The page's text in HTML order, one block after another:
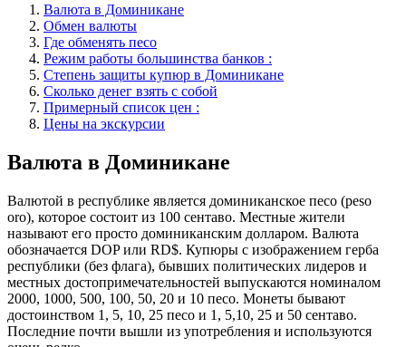
Валюта в Доминикане
Обмен валюты
Где обменять песо
Режим работы большинства банков :
Степень защиты купюр в Доминикане
Сколько денег взять с собой
Примерный список цен :
Цены на экскурсии
Валюта в Доминикане
Валютой в республике является доминиканское песо (peso
oro), которое состоит из 100 сентаво. Местные жители
называют его просто доминиканским долларом. Валюта
обозначается DOP или RD$. Купюры с изображением герба
республики (без флага), бывших политических лидеров и
местных достопримечательностей выпускаются номиналом
2000, 1000, 500, 100, 50, 20 и 10 песо. Монеты бывают
достоинством 1, 5, 10, 25 песо и 1, 5,10, 25 и 50 сентаво.
Последние почти вышли из употребления и используются